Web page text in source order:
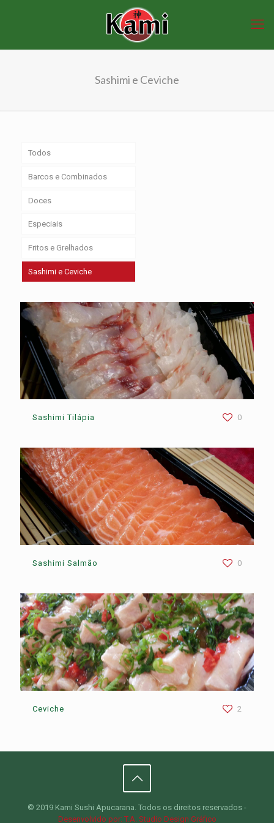
Sashimi e Ceviche
Todos
Barcos e Combinados
Doces
Especiais
Fritos e Grelhados
Sashimi e Ceviche
Sashimi Tilápia 0
Sashimi Salmão 0
Ceviche 2
© 2019 Kami Sushi Apucarana. Todos os direitos reservados -
Desenvolvido por: T.A. Studio Design Gráfico